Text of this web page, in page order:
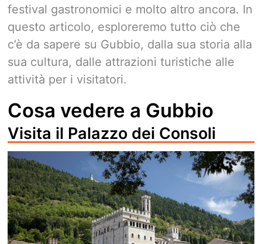
festival gastronomici e molto altro ancora. In
questo articolo, esploreremo tutto ciò che
c’è da sapere su Gubbio, dalla sua storia alla
sua cultura, dalle attrazioni turistiche alle
attività per i visitatori.
Cosa vedere a Gubbio
Visita il Palazzo dei Consoli